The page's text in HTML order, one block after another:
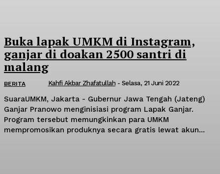
Buka lapak UMKM di Instagram,
ganjar di doakan 2500 santri di
malang
BERITA Kahfi Akbar Zhafatullah - Selasa, 21 Juni 2022
SuaraUMKM, Jakarta - Gubernur Jawa Tengah (Jateng)
Ganjar Pranowo menginisiasi program Lapak Ganjar.
Program tersebut memungkinkan para UMKM
mempromosikan produknya secara gratis lewat akun...